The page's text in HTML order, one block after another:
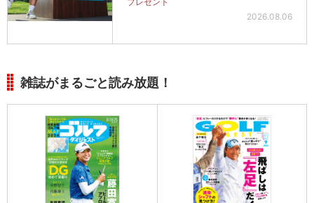
2026.08.06
雑誌がまるごと読み放題！